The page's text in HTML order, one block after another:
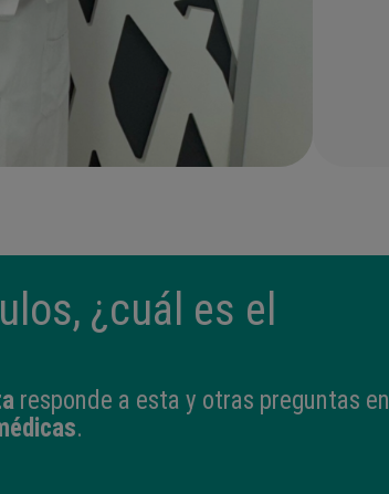
¿cuál es el
responde a esta y otras preguntas en
.